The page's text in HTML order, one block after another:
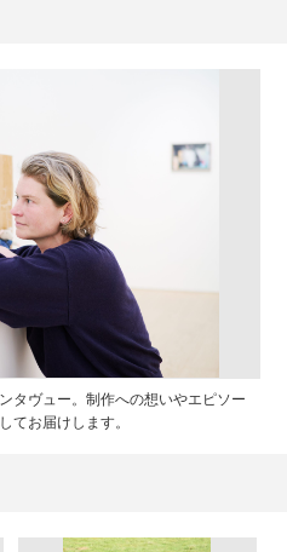
タヴュー。制作への想いやエピソー
てお届けします。